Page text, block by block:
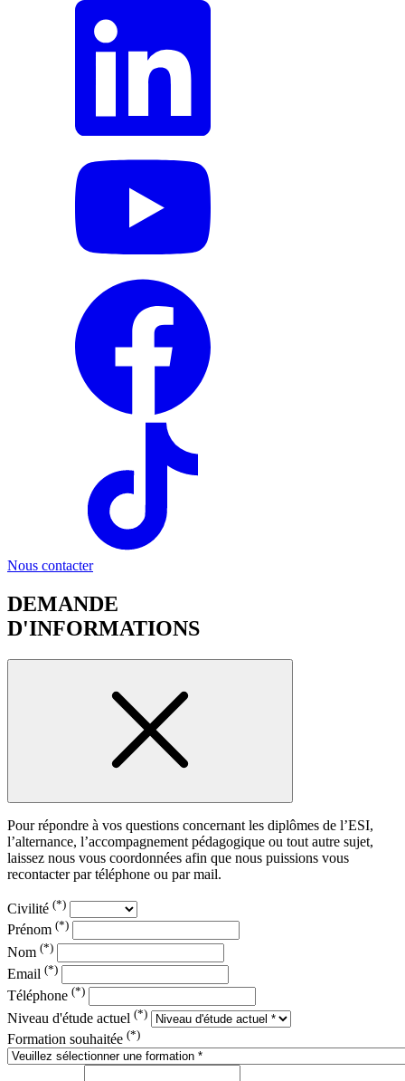
Nous contacter
DEMANDE
D'INFORMATIONS
Pour répondre à vos questions concernant les diplômes de l’ESI,
l’alternance, l’accompagnement pédagogique ou tout autre sujet,
laissez nous vous coordonnées afin que nous puissions vous
recontacter par téléphone ou par mail.
Civilité (*)
Prénom (*)
Nom (*)
Email (*)
Téléphone (*)
Niveau d'étude actuel (*)
Formation souhaitée (*)